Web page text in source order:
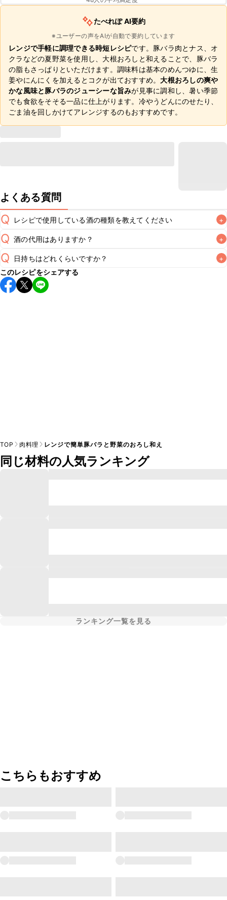
たべれぽ AI要約
※ユーザーの声をAIが自動で要約しています
レンジで手軽に調理できる時短レシピです。豚バラ肉とナス、オ
クラなどの夏野菜を使用し、大根おろしと和えることで、豚バラ
の脂もさっぱりといただけます。調味料は基本のめんつゆに、生
姜やにんにくを加えるとコクが出ておすすめ。大根おろしの爽や
かな風味と豚バラのジューシーな旨みが見事に調和し、暑い季節
でも食欲をそそる一品に仕上がります。冷やうどんにのせたり、
ごま油を回しかけてアレンジするのもおすすめです。
よくある質問
Q レシピで使用している酒の種類を教えてください +
A
Q 酒の代用はありますか？ +
A
Q 日持ちはどれくらいですか？ +
保存期間は冷蔵で当日中が目安です。なるべくお早めにお召
し上がりください。
このレシピをシェアする
TOP 肉料理 レンジで簡単豚バラと野菜のおろし和え
同じ材料の人気ランキング
ランキング一覧を見る
こちらもおすすめ